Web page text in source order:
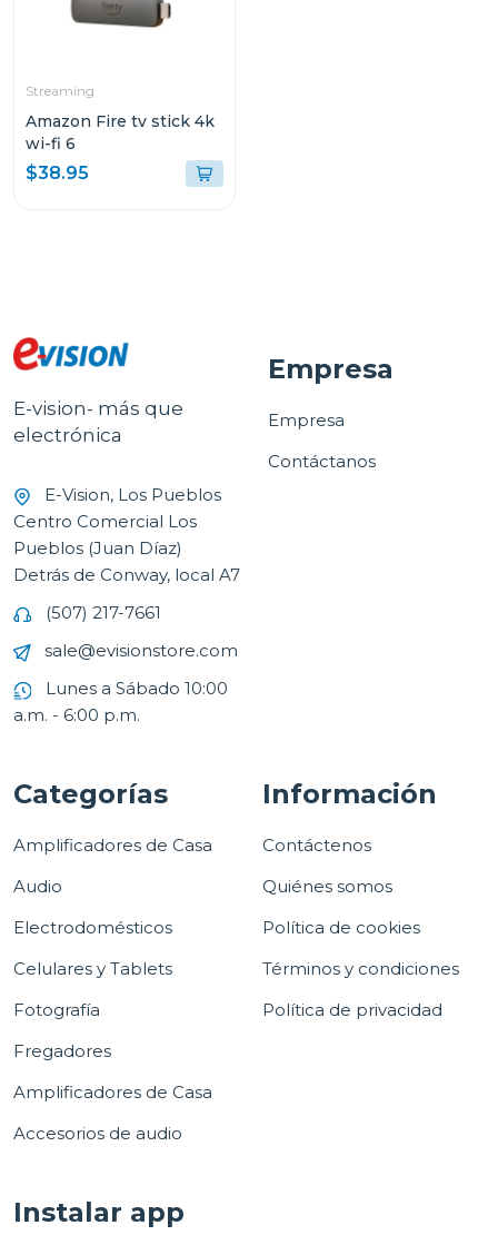
Streaming
Amazon Fire tv stick 4k
wi-fi 6
$38.95
E-vision- más que
electrónica
E-Vision, Los Pueblos
Centro Comercial Los
Pueblos (Juan Díaz)
Detrás de Conway, local A7
(507) 217-7661
sale@evisionstore.com
Lunes a Sábado 10:00
a.m. - 6:00 p.m.
Empresa
Empresa
Contáctanos
Categorías
Amplificadores de Casa
Audio
Electrodomésticos
Celulares y Tablets
Fotografía
Fregadores
Amplificadores de Casa
Accesorios de audio
Información
Contáctenos
Quiénes somos
Política de cookies
Términos y condiciones
Política de privacidad
Instalar app